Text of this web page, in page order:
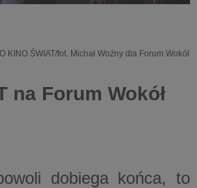
KINO ŚWIAT/fot. Michał Woźny dla Forum Wokół
na Forum Wokół
dobiega końca, to